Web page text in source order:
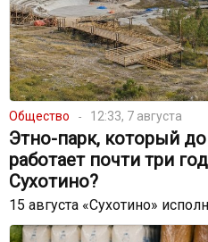
Общество 12:33, 7 августа
Этно-парк, который
работает почти три
Сухотино?
15 августа «Сухотино»